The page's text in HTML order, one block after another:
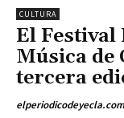
CULTURA
El
Música de
tercera
elperiodicodeyecla.com